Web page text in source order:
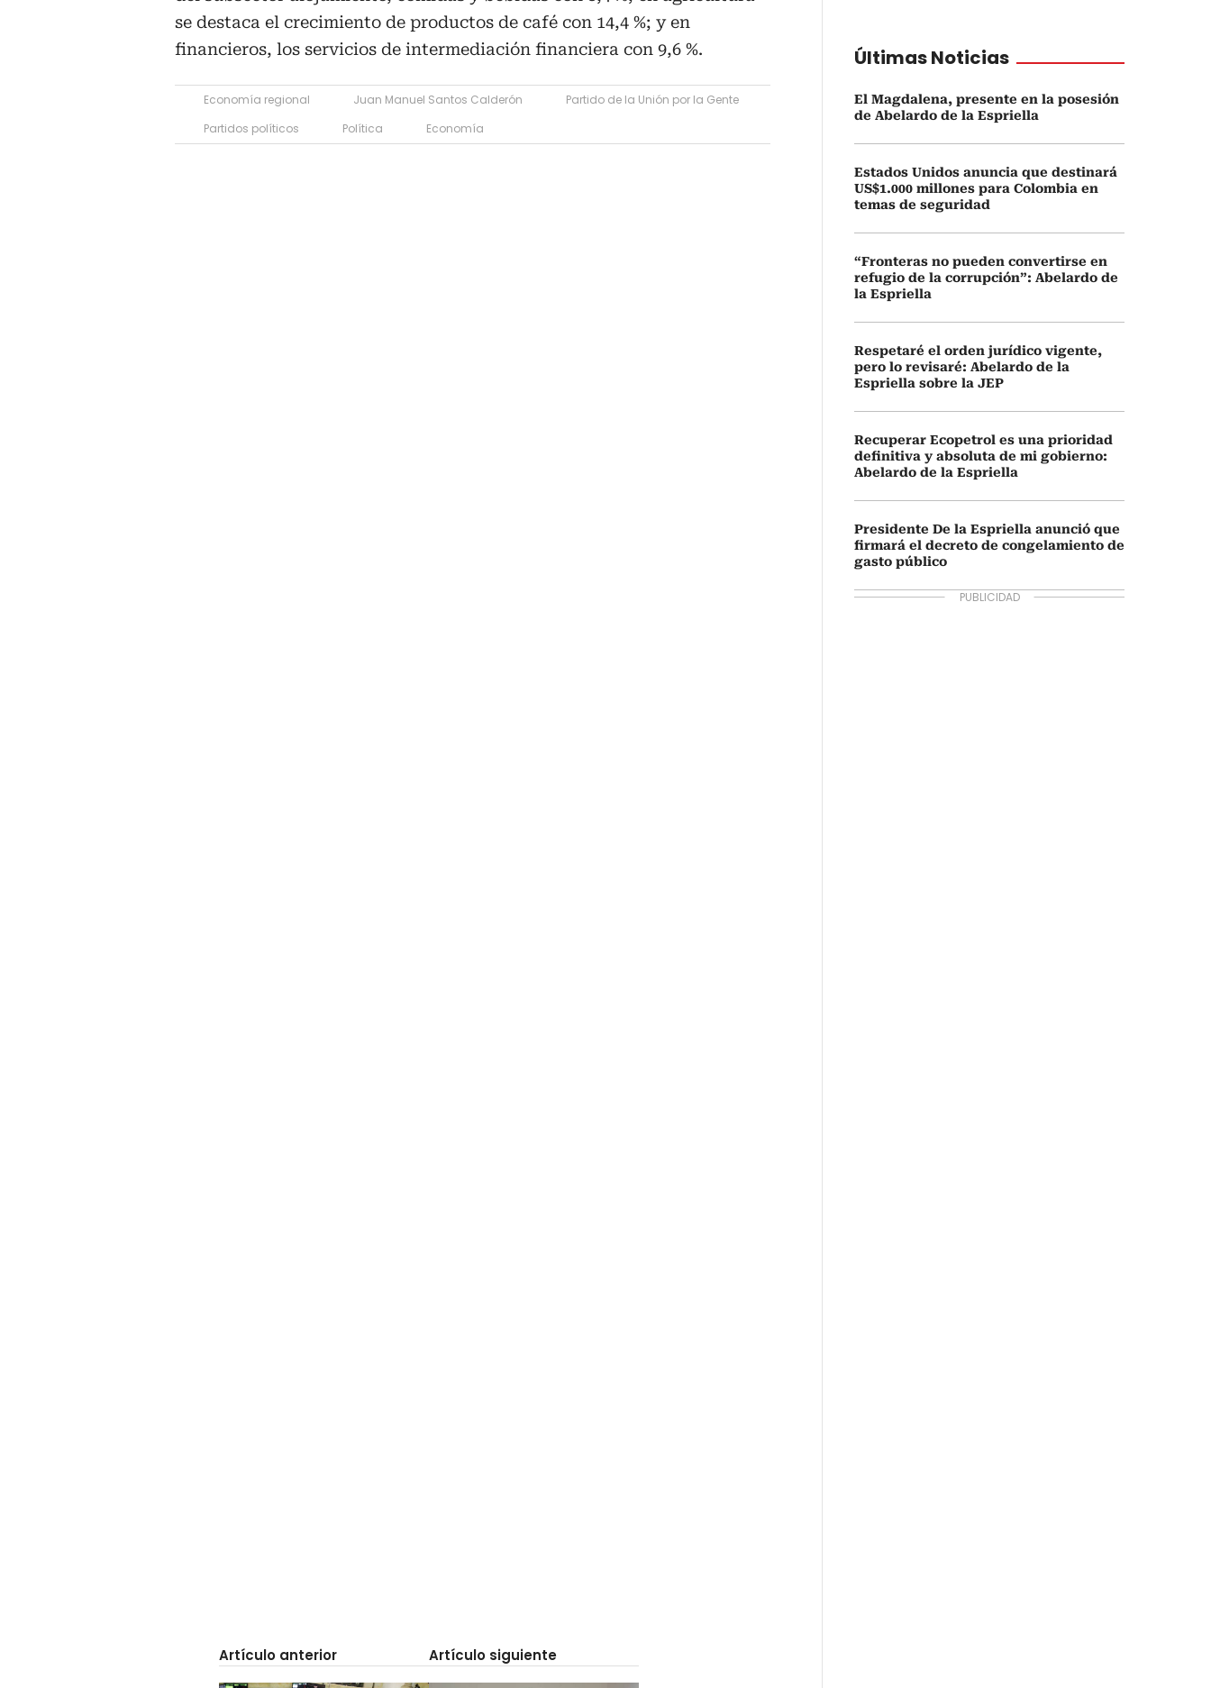
se destaca el crecimiento de productos de café con 14,4 %; y en
financieros, los servicios de intermediación financiera con 9,6 %.
Economía regional Juan Manuel Santos Calderón
Partido de la Unión por la Gente
Partidos políticos
Política Economía
Artículo anterior Artículo siguiente
Últimas Noticias
El Magdalena, presente en la posesión
de Abelardo de la Espriella
Estados Unidos anuncia que destinará
US$1.000 millones para Colombia en
temas de seguridad
“Fronteras no pueden convertirse en
refugio de la corrupción”: Abelardo de
la Espriella
Respetaré el orden jurídico vigente,
pero lo revisaré: Abelardo de la
Espriella sobre la JEP
Recuperar Ecopetrol es una prioridad
definitiva y absoluta de mi gobierno:
Abelardo de la Espriella
Presidente De la Espriella anunció que
firmará el decreto de congelamiento de
gasto público